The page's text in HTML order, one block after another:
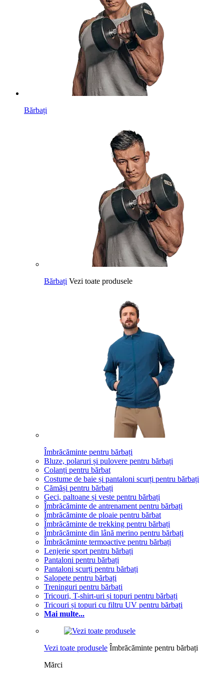
Bărbați
Bărbați Vezi toate produsele
Îmbrăcăminte pentru bărbați
Bluze, polaruri și pulovere pentru bărbați
Colanți pentru bărbat
Costume de baie și pantaloni scurți pentru bărbați
Cămăși pentru bărbați
Geci, paltoane și veste pentru bărbați
Îmbrăcăminte de antrenament pentru bărbați
Îmbrăcăminte de ploaie pentru bărbat
Îmbrăcăminte de trekking pentru bărbați
Îmbrăcăminte din lână merino pentru bărbați
Îmbrăcăminte termoactive pentru bărbați
Lenjerie sport pentru bărbați
Pantaloni pentru bărbați
Pantaloni scurți pentru bărbați
Salopete pentru bărbați
Treninguri pentru bărbați
Tricouri, T-shirt-uri și topuri pentru bărbați
Tricouri și topuri cu filtru UV pentru bărbați
Mai multe...
Vezi toate produsele Îmbrăcăminte pentru bărbați
Mărci